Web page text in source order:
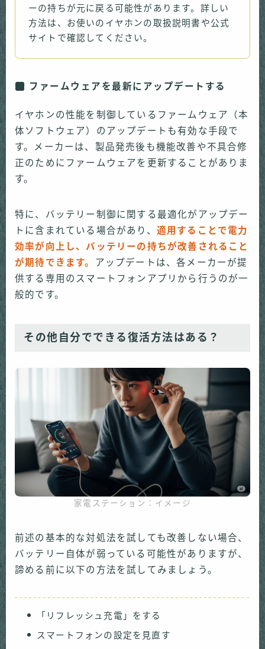
ーの持ちが元に戻る可能性があります。詳しい
方法は、お使いのイヤホンの取扱説明書や公式
サイトで確認してください。
ファームウェアを最新にアップデートする
イヤホンの性能を制御しているファームウェア（本
体ソフトウェア）のアップデートも有効な手段で
す。メーカーは、製品発売後も機能改善や不具合修
正のためにファームウェアを更新することがありま
す。
特に、バッテリー制御に関する最適化がアップデー
トに含まれている場合があり、 適用することで電力
効率が向上し、バッテリーの持ちが改善されること
が期待できます。
アップデートは、各メーカーが提
供する専用のスマートフォンアプリから行うのが一
般的です。
その他自分でできる復活方法はある？
家電ステーション：イメージ
前述の基本的な対処法を試しても改善しない場合、
バッテリー自体が弱っている可能性がありますが、
諦める前に以下の方法を試してみましょう。
「リフレッシュ充電」をする
スマートフォンの設定を見直す